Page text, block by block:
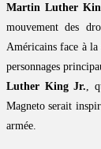
Martin Luther
mouvement des
Américains face à la
personnages
Luther King Jr. ,
Magneto serait
armée.